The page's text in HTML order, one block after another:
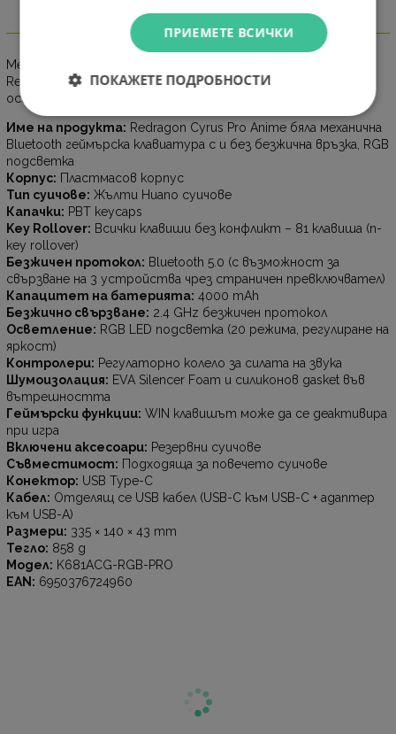
Информация
Механична Bluetooth и безжична геймърска клавиатура
Redragon Cyrus Pro Anime K681ACG-RGB-PRO с RGB
осветление - бяла
Име на продукта: Redragon Cyrus Pro Anime бяла механична
Bluetooth геймърска клавиатура с и без безжична връзка, RGB
подсветка
Корпус: Пластмасов корпус
Тип суичове: Жълти Huano суичове
Капачки: PBT keycaps
Key Rollover: Всички клавиши без конфликт – 81 клавиша (n-
key rollover)
Безжичен протокол: Bluetooth 5.0 (с възможност за
свързване на 3 устройства чрез страничен превключвател)
Капацитет на батерията: 4000 mAh
Безжично свързване: 2.4 GHz безжичен протокол
Осветление: RGB LED подсветка (20 режима, регулиране на
яркост)
Контролери: Регулаторно колело за силата на звука
Шумоизолация: EVA Silencer Foam и силиконов gasket във
вътрешността
Геймърски функции: WIN клавишът може да се деактивира
при игра
Включени аксесоари: Резервни суичове
Съвместимост: Подходяща за повечето суичове
Конектор: USB Type-C
Кабел: Отделящ се USB кабел (USB-C към USB-C + адаптер
към USB-A)
Размери: 335 × 140 × 43 mm
Тегло: 858 g
Модел: K681ACG-RGB-PRO
EAN: 6950376724960
ПРИЕМЕТЕ ВСИЧКИ
ПОКАЖЕТЕ ПОДРОБНОСТИ